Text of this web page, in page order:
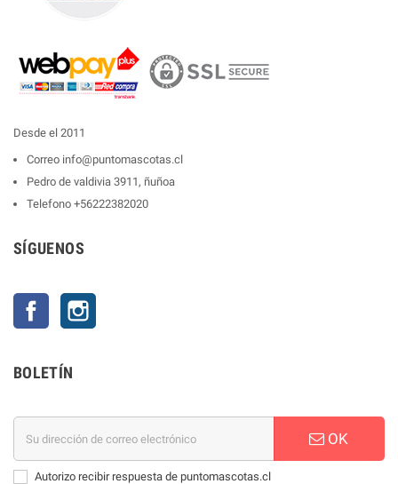
Desde el 2011
Correo info@puntomascotas.cl
Pedro de valdivia 3911, ñuñoa
Telefono +56222382020
SÍGUENOS
Facebook
BOLETÍN
OK
Autorizo recibir respuesta de puntomascotas.cl